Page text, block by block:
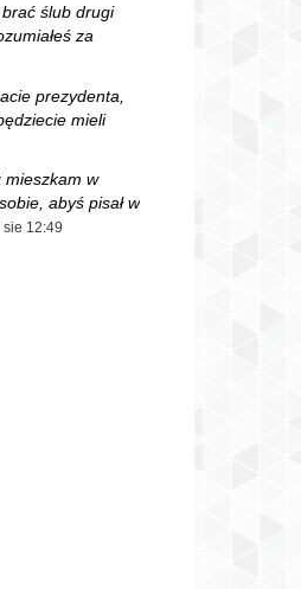
brać ślub drugi
za
prezydenta,
mieli
mieszkam w
abyś pisał w
sie 12:49